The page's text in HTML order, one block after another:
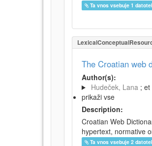
Ta vnos vsebuje 1
The Croatian web
Author(s):
Hudeček, Lana ; et
prikaži vse
Description:
Croatian Web
hypertext, normative
Ta vnos vsebuje 2